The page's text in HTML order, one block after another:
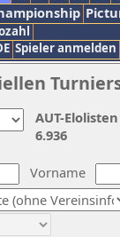
Spieler anmelden
Vorname
AUT-
6.936